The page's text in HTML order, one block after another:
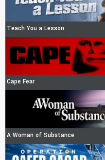
Teach You a Lesson
Cape Fear
A Woman of Substance